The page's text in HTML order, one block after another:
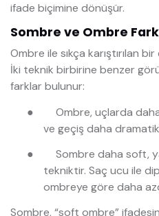
ifade biçimine dönüşür.
Sombre ve Ombre
Ombre ile sıkça karıştırılan
İki teknik birbirine benzer
farklar bulunur:
●
Ombre, uçlarda
ve geçiş daha
●
Sombre daha soft,
tekniktir. Saç ucu ile
ombreye göre daha
Sombre, “soft ombre”